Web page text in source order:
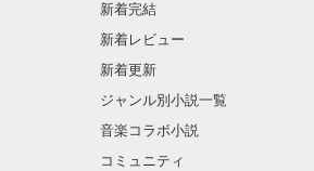
新着完結
新着レビュー
新着更新
ジャンル別小説一覧
音楽コラボ小説
コミュニティ